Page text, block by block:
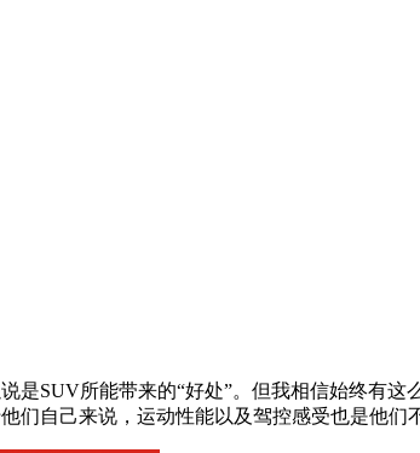
是SUV所能带来的“好处”。但我相信始终有这
自己来说，运动性能以及驾控感受也是他们